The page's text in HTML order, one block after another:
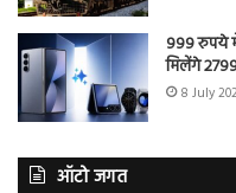
999 रुपये
मिलेंगे
8 July
ऑटो जगत